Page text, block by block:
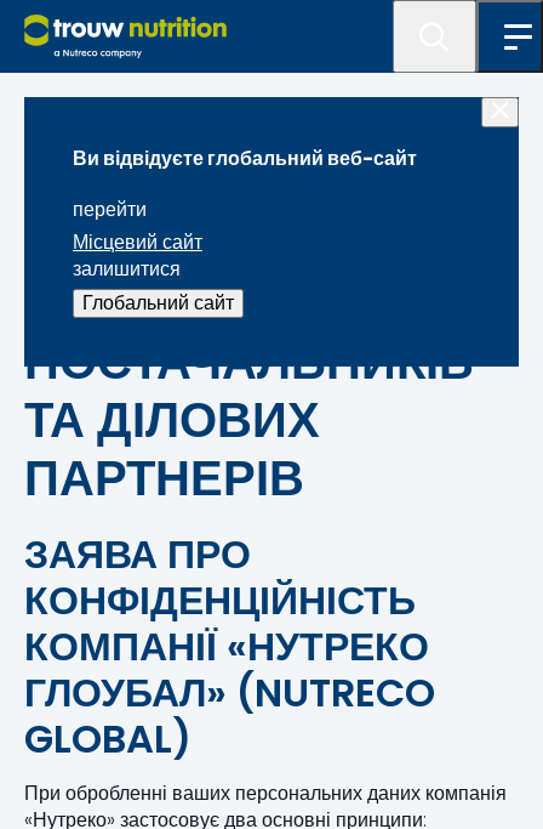
Ви відвідуєте глобальний веб-сайт
перейти
Місцевий сайт
залишитися
Глобальний сайт
Правова інформація
ЗАЯВА ПРО
КОНФІДЕНЦІЙНІСТЬ
ДАНИХ КЛІЄНТІВ,
ПОСТАЧАЛЬНИКІВ
ТА ДІЛОВИХ
ПАРТНЕРІВ
ЗАЯВА ПРО
КОНФІДЕНЦІЙНІСТЬ
КОМПАНІЇ «НУТРЕКО
ГЛОУБАЛ» (NUTRECO
GLOBAL)
При обробленні ваших персональних даних компанія
«Нутреко» застосовує два основні принципи: